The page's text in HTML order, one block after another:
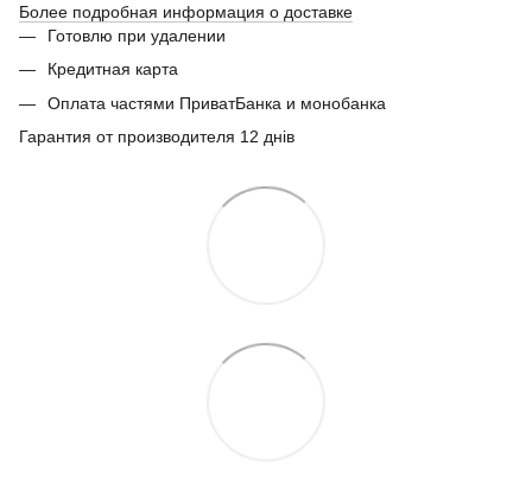
Более подробная информация о доставке
Готовлю при удалении
Кредитная карта
Оплата частями ПриватБанка и монобанка
Гарантия от производителя 12 днів